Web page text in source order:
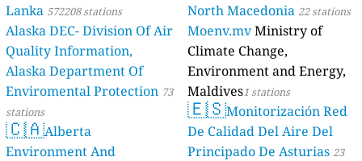
Lanka 572208 stations
Alaska DEC- Division Of Air
Quality Information,
Alaska Department Of
Enviromental Protection 73
stations
🇨🇦Alberta
Environment And
North Macedonia 22 stations
Moenv.mvMinistry of
Climate Change,
Environment and Energy,
Maldives1 stations
🇪🇸Monitorización Red
De Calidad Del Aire Del
Principado De Asturias 23